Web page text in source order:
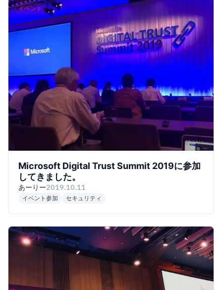
イベント
Microsoft Digital Trust Summit 2019に参加
してきました。
あーりー2019.10.11
イベント参加 セキュリティ
イベント